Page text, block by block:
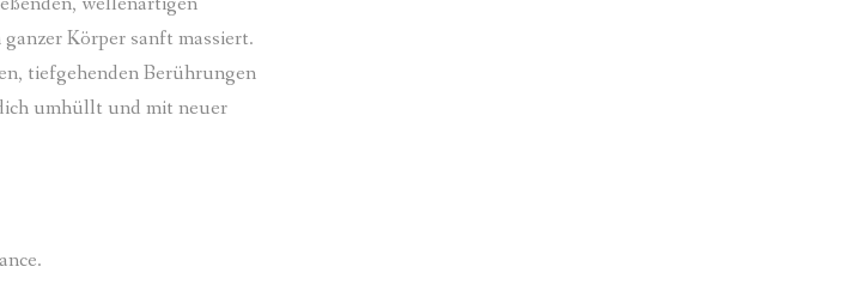
Körper sanft massiert.
tiefgehenden Berührungen
umhüllt und mit neuer